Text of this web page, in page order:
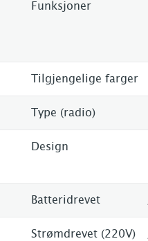
Funksjoner
Tilgjengelige farger
Type (radio)
Design
Batteridrevet
Strømdrevet (220V)